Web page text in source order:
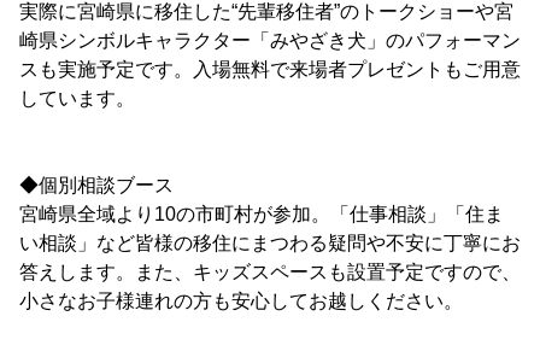
実際に宮崎県に移住した“先輩移住者”のトークショーや宮
崎県シンボルキャラクター「みやざき犬」のパフォーマン
スも実施予定です。入場無料で来場者プレゼントもご用意
しています。
◆個別相談ブース
宮崎県全域より10の市町村が参加。「仕事相談」「住ま
い相談」など皆様の移住にまつわる疑問や不安に丁寧にお
答えします。また、キッズスペースも設置予定ですので、
小さなお子様連れの方も安心してお越しください。